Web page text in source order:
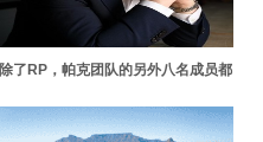
除了RP，帕克团队的另外八名成员都